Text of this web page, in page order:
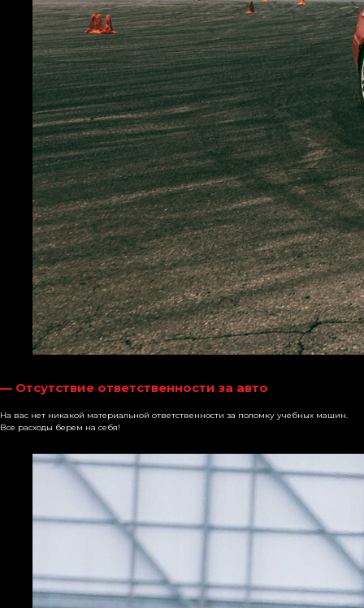
— Отсутствие ответственности за авто
На вас нет никакой материальной ответственности за поломку учебных машин.
Все расходы берем на себя!